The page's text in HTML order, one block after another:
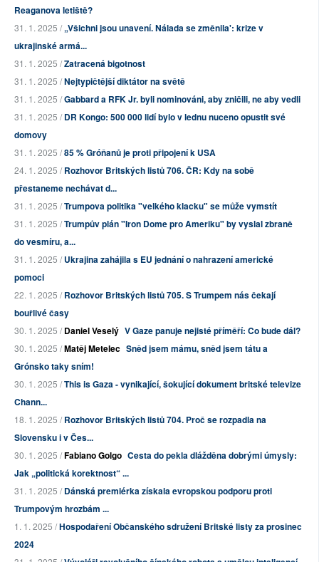
Reaganova letiště?
31. 1. 2025 /„Všichni jsou unavení. Nálada se změnila': krize v
ukrajinské armá...
31. 1. 2025 /Zatracená bigotnost
31. 1. 2025 /Nejtypičtější diktátor na světě
31. 1. 2025 /Gabbard a RFK Jr. byli nominováni, aby zničili, ne aby vedli
31. 1. 2025 /DR Kongo: 500 000 lidí bylo v lednu nuceno opustit své
domovy
31. 1. 2025 /85 % Gróňanů je proti připojení k USA
24. 1. 2025 /Rozhovor Britských listů 706. ČR: Kdy na sobě
přestaneme nechávat d...
31. 1. 2025 /Trumpova politika "velkého klacku" se může vymstít
31. 1. 2025 /Trumpův plán "Iron Dome pro Ameriku" by vyslal zbraně
do vesmíru, a...
31. 1. 2025 /Ukrajina zahájila s EU jednání o nahrazení americké
pomoci
22. 1. 2025 /Rozhovor Britských listů 705. S Trumpem nás čekají
bouřlivé časy
30. 1. 2025 /Daniel Veselý V Gaze panuje nejisté příměří: Co bude dál?
30. 1. 2025 /Matěj Metelec Sněd jsem mámu, sněd jsem tátu a
Grónsko taky sním!
30. 1. 2025 /This is Gaza - vynikající, šokující dokument britské televize
Chann...
18. 1. 2025 /Rozhovor Britských listů 704. Proč se rozpadla na
Slovensku i v Čes...
30. 1. 2025 /Fabiano Golgo Cesta do pekla dlážděna dobrými úmysly:
Jak „politická korektnost“ ...
31. 1. 2025 /Dánská premiérka získala evropskou podporu proti
Trumpovým hrozbám ...
1. 1. 2025 /Hospodaření Občanského sdružení Britské listy za prosinec
2024